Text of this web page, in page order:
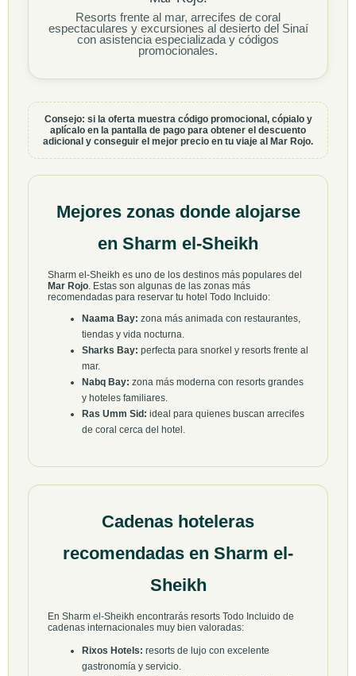
Resorts frente al mar, arrecifes de coral
espectaculares y excursiones al desierto del Sinaí
con asistencia especializada y códigos
promocionales.
Consejo: si la oferta muestra código promocional, cópialo y
aplícalo en la pantalla de pago para obtener el descuento
adicional y conseguir el mejor precio en tu viaje al Mar Rojo.
Mejores zonas donde alojarse
en Sharm el-Sheikh
Sharm el-Sheikh es uno de los destinos más populares del
Mar Rojo. Estas son algunas de las zonas más
recomendadas para reservar tu hotel Todo Incluido:
Naama Bay: zona más animada con restaurantes,
tiendas y vida nocturna.
Sharks Bay: perfecta para snorkel y resorts frente al
mar.
Nabq Bay: zona más moderna con resorts grandes
y hoteles familiares.
Ras Umm Sid: ideal para quienes buscan arrecifes
de coral cerca del hotel.
Cadenas hoteleras
recomendadas en Sharm el-
Sheikh
En Sharm el-Sheikh encontrarás resorts Todo Incluido de
cadenas internacionales muy bien valoradas:
Rixos Hotels: resorts de lujo con excelente
gastronomía y servicio.